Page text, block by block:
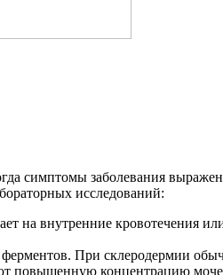
симптомы заболевания
исследований:
на внутренние
При склеродермии
концентрацию